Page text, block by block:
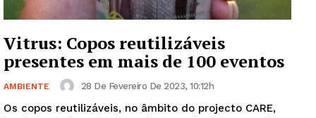
Vitrus: Copos reutilizáveis
presentes em mais de 100 eventos
AMBIENTE 28 De Fevereiro De 2023, 10:12h
Os copos reutilizáveis, no âmbito do projecto CARE,